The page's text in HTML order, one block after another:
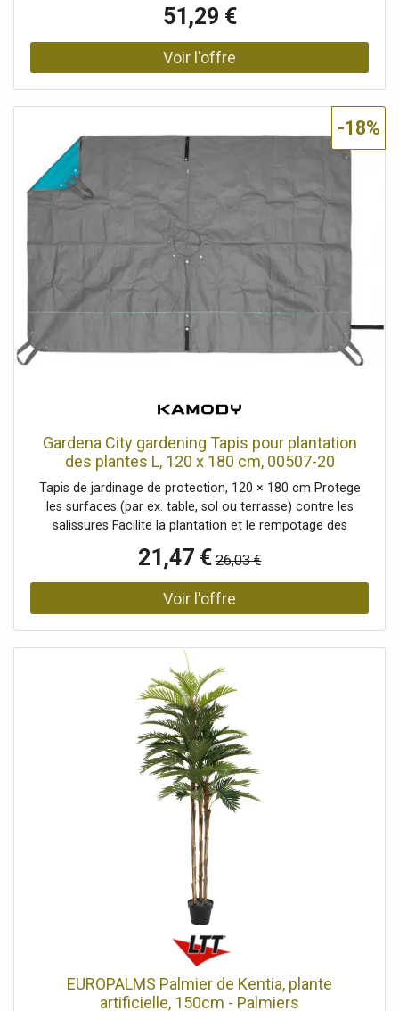
naturelles. Les pompons vert clair, qui reposent sur leurs
tiges comme de petits boutons décoratifs, constituent
l'attrait particulier de cette plante vivace. Les tiges sont de
différentes hauteurs et sont entourées d'un feuillage
plonger longuement dans l'eau. La plante artificielle a une
hauteur totale d'environ 122 cm et est livrée dans un pot
de jardinier uni, qui vous permet de la rempoter facilement
dans un bac approprié et sert à mieux maintenir la
plante.Herbe vivace avec des pompons vert clair Se
déforme tout seul, L'article est livré prêt à être installé.,
Avec des feuilles réalistes de couleur vert clair, Haute
qualité, Configuration: Se déforme tout seul, Position
debout/fixation: Pot de jardinage, Couleur: Vert, Feuillage:
Matériau: polyéthylène PE ND, Style de décoration: Forêts
et prairies, Saison: Printemps, Dimensions: Hauteur: 122
cm, Poids: 1,35 kg
51,29 €
Gardena City gardening Tapis pour plantation
des plantes L, 120 x 180 cm, 00507-20
Tapis de jardinage de protection, 120 × 180 cm Protege
les surfaces (par ex. table, sol ou terrasse) contre les
salissures Facilite la plantation et le rempotage des
la terre Facile a nettoyer et peu exigeant en entretien
Conception pliable pour un gain de place Livré avec une
housse pratique pour un rangement facile Données
techniques Dimensions 120 × 180 cm Matériau Tissu
Pliable, avec housse de protection Le tapis de jardinage de
protection est un aide pratique pour la plantation, le
rempotage et d’autres travaux de jardinage. Il protege
efficacement la surface de travail contre la terre, l’eau et
les salissures. Grâce a son matériau imperméable, le tapis
est facile a nettoyer et rapidement pret pour une nouvelle
utilisation. Apres le travail, il peut etre facilement plié et
rangé dans la housse fournie, ce qui permet de gagner de
la place. Les dimensions généreuses de 120 × 180 cm
offrent suffisamment d’espace pour travailler
confortablement et proprement, a la maison comme au
jardin.>
21,47 € 26,03 €
-18%
EUROPALMS Palmier de Kentia, plante
artificielle, 150cm - Palmiers